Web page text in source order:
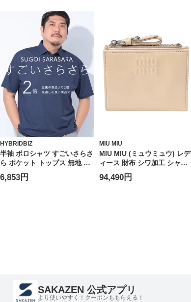
HYBRIDBIZ
半袖 ポロシャツ すごいさらさ
ら ポケット トップス 無地 涼
しい 春 夏 大きいサイズ メン
ズ ビジネス
6,853円
MIU MIU
MIU MIU (ミュウミュウ) レデ
ィース 財布 シワ加工 シャイ
ンレザー 二つ折り ウォレット
MIU5ML0502A44
94,490円
SAKAZEN 公式アプリ
より使いやすく！クーポンももらえる！